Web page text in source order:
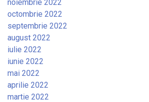
noiembrie 2022
octombrie 2022
septembrie 2022
august 2022
iulie 2022
iunie 2022
mai 2022
aprilie 2022
martie 2022